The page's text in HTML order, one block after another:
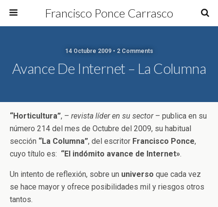
Francisco Ponce Carrasco
14 Octubre 2009 • 2 Comments
Avance De Internet – La Columna
“Horticultura”, – revista líder en su sector– publica en su
número 214 del mes de Octubre del 2009, su habitual
sección “La Columna”, del escritor Francisco Ponce,
cuyo título es: “El indómito avance de Internet».
Un intento de reflexión, sobre un universo que cada vez
se hace mayor y ofrece posibilidades mil y riesgos otros
tantos.